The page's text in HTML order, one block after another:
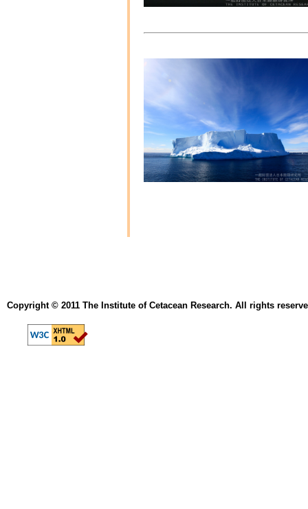
Copyright © 2011 The Institute of Cetacean Research. All rights